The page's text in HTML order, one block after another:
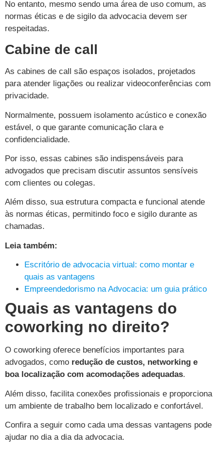
No entanto, mesmo sendo uma área de uso comum, as
normas éticas e de sigilo da advocacia devem ser
respeitadas.
Cabine de call
As cabines de call são espaços isolados, projetados
para atender ligações ou realizar videoconferências com
privacidade.
Normalmente, possuem isolamento acústico e conexão
estável, o que garante comunicação clara e
confidencialidade.
Por isso, essas cabines são indispensáveis para
advogados que precisam discutir assuntos sensíveis
com clientes ou colegas.
Além disso, sua estrutura compacta e funcional atende
às normas éticas, permitindo foco e sigilo durante as
chamadas.
Leia também:
Escritório de advocacia virtual: como montar e
quais as vantagens
Empreendedorismo na Advocacia: um guia prático
Quais as vantagens do
coworking no direito?
O coworking oferece benefícios importantes para
advogados, como redução de custos, networking e
boa localização com acomodações adequadas.
Além disso, facilita conexões profissionais e proporciona
um ambiente de trabalho bem localizado e confortável.
Confira a seguir como cada uma dessas vantagens pode
ajudar no dia a dia da advocacia.